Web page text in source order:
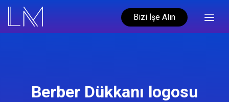
Bizi İşe Alın
Berber Dükkanı logosu